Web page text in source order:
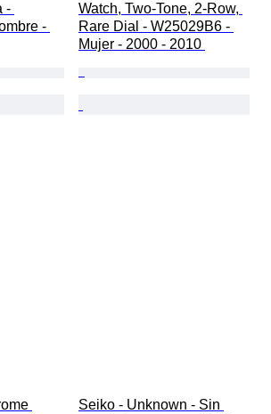
-
-
Watch, Two-Tone, 2-Row,
Rare Dial - W25029B6 -
Mujer - 2000 - 2010
Seiko - Unknown - Sin